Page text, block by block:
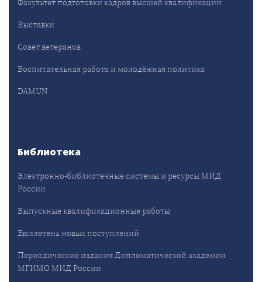
Факультет подготовки кадров высшей квалификации
Выставки
Совет ветеранов
Воспитательная работа и молодёжная политика
DAMUN
Библиотека
Электронно-библиотечные системы и ресурсы МИД
России
Выпускные квалификационные работы
Бюллетень новых поступлений
Периодические издания Дипломатической академии
МГИМО МИД России